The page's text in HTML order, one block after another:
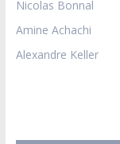
Nicolas Bonnal
Amine Achachi
Alexandre Keller